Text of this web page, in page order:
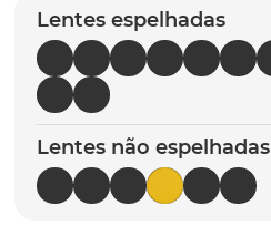
Lentes espelhadas
Lentes não espelhadas
º chaves
6 t-shock
7 latch
8º gasket
9º parafusos